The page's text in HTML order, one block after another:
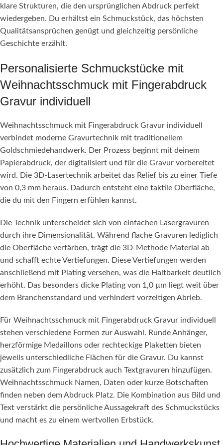
klare Strukturen, die den ursprünglichen Abdruck perfekt
wiedergeben. Du erhältst ein Schmuckstück, das höchsten
Qualitätsansprüchen genügt und gleichzeitig persönliche
Geschichte erzählt.
Personalisierte Schmuckstücke mit
Weihnachtsschmuck mit Fingerabdruck
Gravur individuell
Weihnachtsschmuck mit Fingerabdruck Gravur individuell
verbindet moderne Gravurtechnik mit traditionellem
Goldschmiedehandwerk. Der Prozess beginnt mit deinem
Papierabdruck, der digitalisiert und für die Gravur vorbereitet
wird. Die 3D-Lasertechnik arbeitet das Relief bis zu einer Tiefe
von 0,3 mm heraus. Dadurch entsteht eine taktile Oberfläche,
die du mit den Fingern erfühlen kannst.
Die Technik unterscheidet sich von einfachen Lasergravuren
durch ihre Dimensionalität. Während flache Gravuren lediglich
die Oberfläche verfärben, trägt die 3D-Methode Material ab
und schafft echte Vertiefungen. Diese Vertiefungen werden
anschließend mit Plating versehen, was die Haltbarkeit deutlich
erhöht. Das besonders dicke Plating von 1,0 µm liegt weit über
dem Branchenstandard und verhindert vorzeitigen Abrieb.
Für Weihnachtsschmuck mit Fingerabdruck Gravur individuell
stehen verschiedene Formen zur Auswahl. Runde Anhänger,
herzförmige Medaillons oder rechteckige Plaketten bieten
jeweils unterschiedliche Flächen für die Gravur. Du kannst
zusätzlich zum Fingerabdruck auch Textgravuren hinzufügen.
Weihnachtsschmuck Namen, Daten oder kurze Botschaften
finden neben dem Abdruck Platz. Die Kombination aus Bild und
Text verstärkt die persönliche Aussagekraft des Schmuckstücks
und macht es zu einem wertvollen Erbstück.